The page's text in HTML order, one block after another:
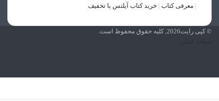
| معرفی کتاب | خرید کتاب آیلتس با تخفیف
© کپی رایت2026, کلیه حقوق محفوظ است.